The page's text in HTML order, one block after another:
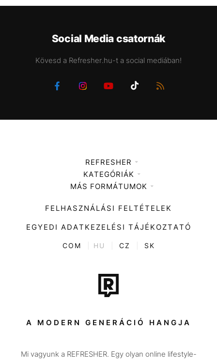
Social Media csatornák
Kövesd a Refresher.hu-t a social mediában!
REFRESHER
Médiaajánlat
KATEGÓRIÁK
Zene
Divat
Kultúra
ENTR
Tech-Tudomány
Sport
Társadalom
Utazás
MÁS FORMÁTUMOK
FELHASZNÁLÁSI FELTÉTELEK
EGYEDI ADATKEZELÉSI TÁJÉKOZTATÓ
COM HU CZ SK
A MODERN GENERÁCIÓ HANGJA
Mi vagyunk a REFRESHER. Egy olyan online lifestyle-